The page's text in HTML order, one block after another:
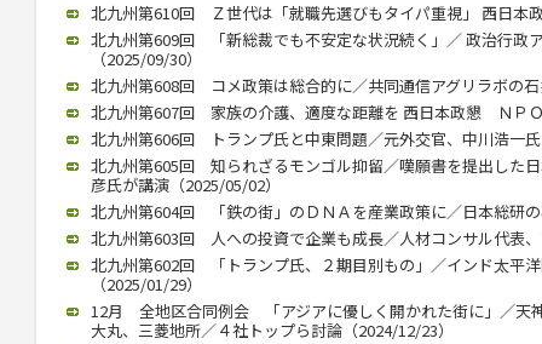
北九州第610回 Ｚ世代は「就職先選びもタイパ重視」 西日
北九州第609回 「新総裁でも不安定な状況続く」／ 政治行政
（2025/09/30）
北九州第608回 コメ政策は総合的に／共同通信アグリラボの
北九州第607回 家族の介護、適度な距離を 西日本政懇 ＮＰ
北九州第606回 トランプ氏と中東問題／元外交官、中川浩一
北九州第605回 知られざるモンゴル抑留／嘆願書を提出した
彦氏が講演（2025/05/02）
北九州第604回 「鉄の街」のＤＮＡを産業政策に／日本総研
北九州第603回 人への投資で企業も成長／人材コンサル代表
北九州第602回 「トランプ氏、２期目別もの」／インド太平
（2025/01/29）
12月 全地区合同例会 「アジアに優しく開かれた街に」／天
大丸、三菱地所／４社トップら討論（2024/12/23）